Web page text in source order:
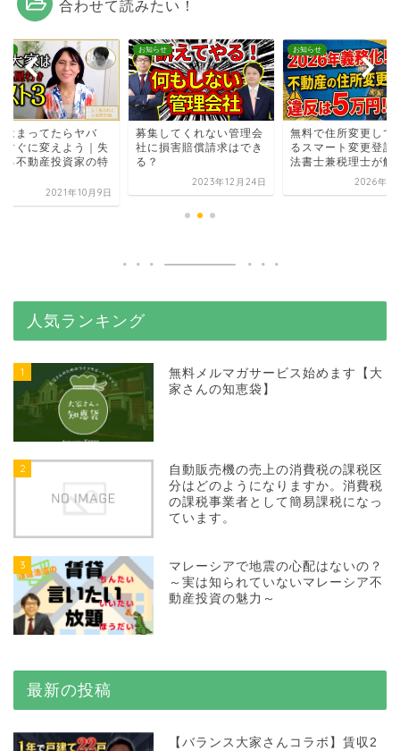
合わせて読みたい！
はまってたらヤバ
すぐに変えよう｜失
る不動産投資家の特
2021年10月9日
お知らせ
募集してくれない管理会
社に損害賠償請求はでき
る？
2023年12月24日
お知らせ
無料で住所変更して
るスマート変更登記
法書士兼税理士が解
2026年1
人気ランキング
1
無料メルマガサービス始めます【大
家さんの知恵袋】
2
自動販売機の売上の消費税の課税区
分はどのようになりますか。消費税
の課税事業者として簡易課税になっ
ています。
3
マレーシアで地震の心配はないの？
～実は知られていないマレーシア不
動産投資の魅力～
最新の投稿
【バランス大家さんコラボ】賃収2